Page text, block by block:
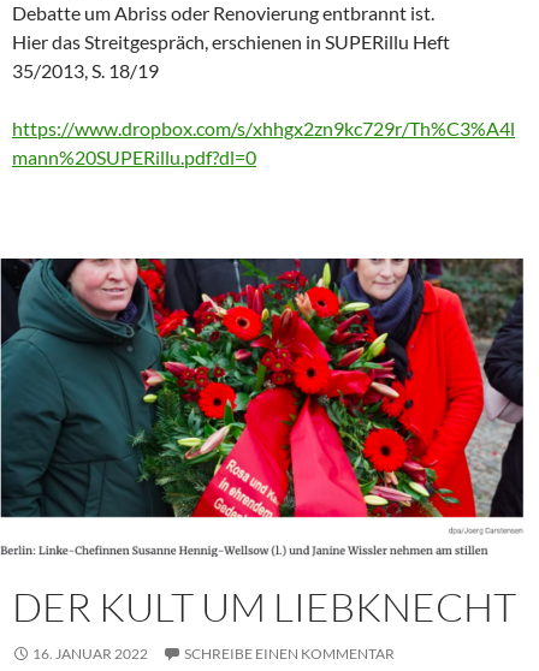
Debatte um Abriss oder Renovierung entbrannt ist.
Hier das Streitgespräch, erschienen in SUPERillu Heft
35/2013, S. 18/19
https://www.dropbox.com/s/xhhgx2zn9kc729r/Th%C3%A4l
mann%20SUPERillu.pdf?dl=0
DER KULT UM LIEBKNECHT
16. JANUAR 2022 SCHREIBE EINEN KOMMENTAR